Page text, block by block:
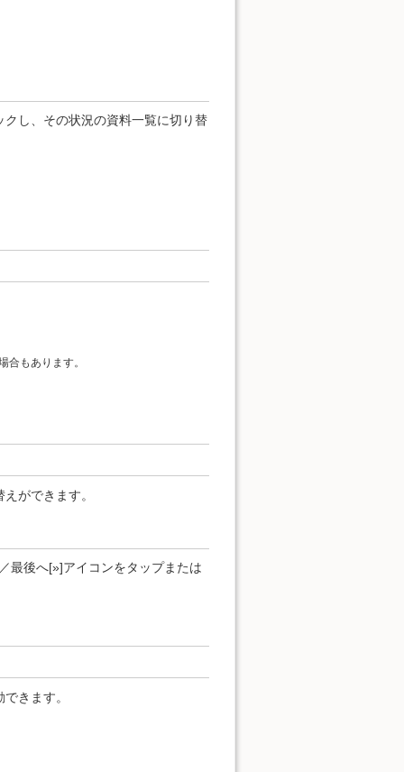
し、その状況の資料一覧に切り替
合もあります。
ができます。
最後へ[»]アイコンをタップまたは
きます。